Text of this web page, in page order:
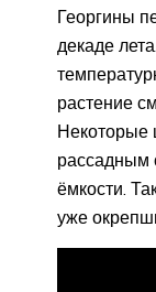
Георгины
декаде
растение
Некоторые
рассадным
ёмкости.
уже